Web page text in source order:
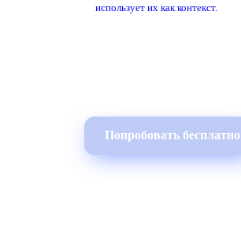
использует их как контекст.
Попробовать бесплатно